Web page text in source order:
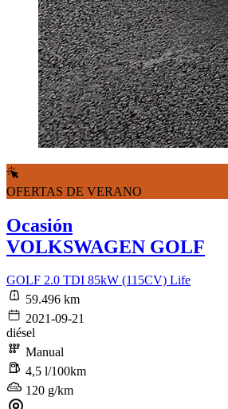
OFERTAS DE VERANO
Ocasión
VOLKSWAGEN GOLF
GOLF 2.0 TDI 85kW (115CV) Life
59.496 km
2021-09-21
diésel
Manual
4,5 l/100km
120 g/km